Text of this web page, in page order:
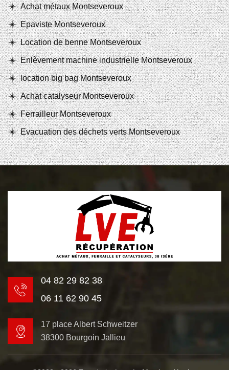
Achat métaux Montseveroux
Epaviste Montseveroux
Location de benne Montseveroux
Enlèvement machine industrielle Montseveroux
location big bag Montseveroux
Achat catalyseur Montseveroux
Ferrailleur Montseveroux
Evacuation des déchets verts Montseveroux
04 82 29 82 38
06 11 62 90 45
17 place Albert Schweitzer
38300 Bourgoin Jallieu